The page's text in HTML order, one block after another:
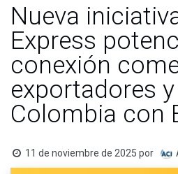
Nueva
Express
conexión
exportadores
Colombia con
11 de noviembre de 2025 por